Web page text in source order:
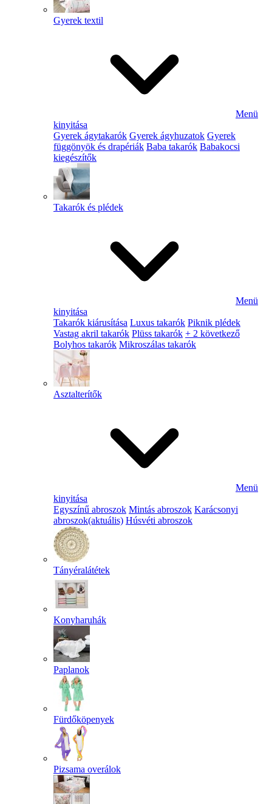
Gyerek textil
Menü
kinyitása
Gyerek ágytakarók Gyerek ágyhuzatok Gyerek
függönyök és drapériák Baba takarók Babakocsi
kiegészítők
Takarók és plédek
Menü
kinyitása
Takarók kiárusítása Luxus takarók Piknik plédek
Vastag akril takarók Plüss takarók + 2 következő
Bolyhos takarók Mikroszálas takarók
Asztalterítők
Menü
kinyitása
Egyszínű abroszok Mintás abroszok Karácsonyi
abroszok(aktuális) Húsvéti abroszok
Tányéralátétek
Konyharuhák
Paplanok
Fürdőköpenyek
Pizsama overálok